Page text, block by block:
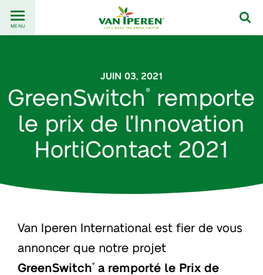
content
Back
to
MENU
JUIN 03, 2021
GreenSwitch®
remporte
le prix de l’Innovation
HortiContact 2021
Van Iperen International est fier de vous
annoncer que notre projet
GreenSwitch®
a remporté le Prix de